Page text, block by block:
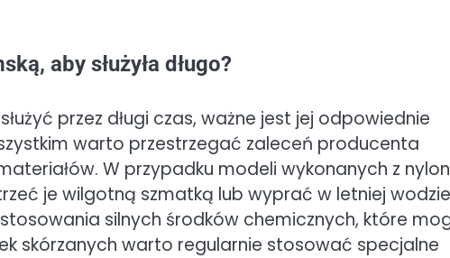
aby służyła długo?
przez długi czas, ważne jest jej odpowiednie
warto przestrzegać zaleceń producenta
W przypadku modeli wykonanych z
je wilgotną szmatką lub wyprać w letniej
silnych środków chemicznych, które
skórzanych warto regularnie stosować specjalne